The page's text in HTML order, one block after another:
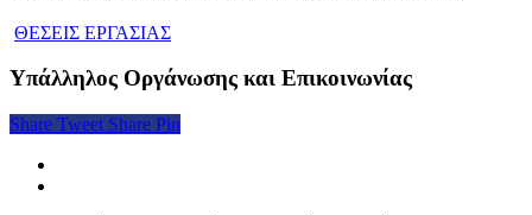
ΘΕΣΕΙΣ ΕΡΓΑΣΙΑΣ
Υπάλληλος Οργάνωσης και Επικοινωνίας
Share Tweet Share Pin